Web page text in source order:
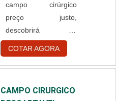
campo cirúrgico
preço justo,
descobrirá na
referência do
mercado Central OXI.
Elaborando uma
marketplace Soluções
COTAR AGORA
CAMPO CIRURGICO